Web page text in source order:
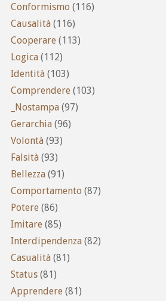
Conformismo (116)
Causalità (116)
Cooperare (113)
Logica (112)
Identità (103)
Comprendere (103)
_Nostampa (97)
Gerarchia (96)
Volontà (93)
Falsità (93)
Bellezza (91)
Comportamento (87)
Potere (86)
Imitare (85)
Interdipendenza (82)
Casualità (81)
Status (81)
Apprendere (81)